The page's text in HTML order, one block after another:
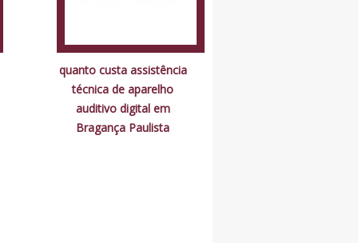
quanto custa assistência
técnica de aparelho
auditivo digital em
Bragança Paulista